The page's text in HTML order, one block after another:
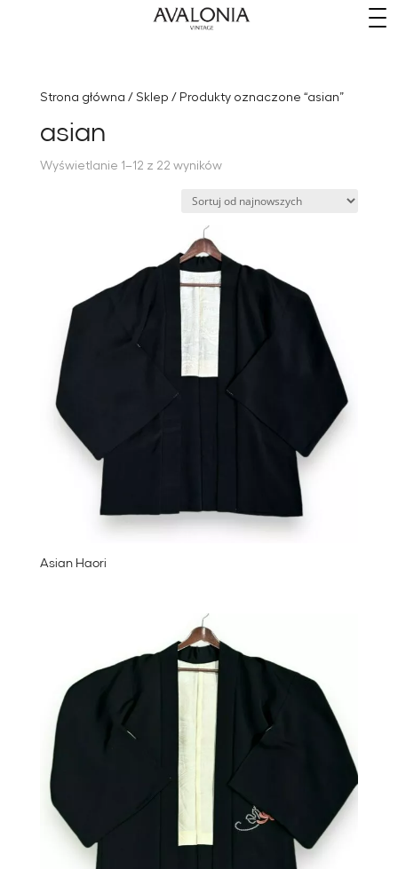
Strona główna / Sklep / Produkty oznaczone “asian”
asian
Wyświetlanie 1–12 z 22 wynikówPosortowane
najnowszych
Asian Haori